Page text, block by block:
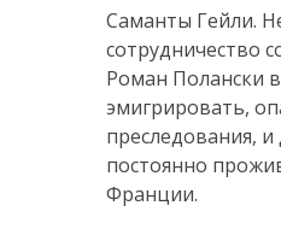
Саманты Гейли.
сотрудничество
Роман Полански
эмигрировать,
преследования, и
постоянно
Франции.